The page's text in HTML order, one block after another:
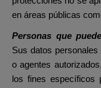
en áreas públicas
Personas que
Sus datos
o agentes
los fines específicos